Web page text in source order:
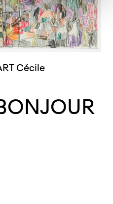
Cécile